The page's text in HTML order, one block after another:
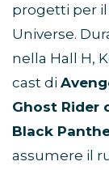
progetti per
Universe.
nella Hall H,
cast di
Ghost Rider
Black
assumere il